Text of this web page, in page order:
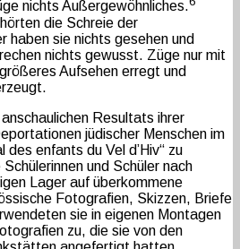
nichts Außergewöhnliches.
die Schreie der
haben sie nichts gesehen und
nichts gewusst. Züge nur mit
Aufsehen erregt und
Resultats ihrer
jüdischer Menschen im
des enfants du Vel d’Hiv“ zu
und Schüler nach
Lager auf überkommene
Fotografien, Skizzen, Briefe
sie in eigenen Montagen
zu, die sie von den